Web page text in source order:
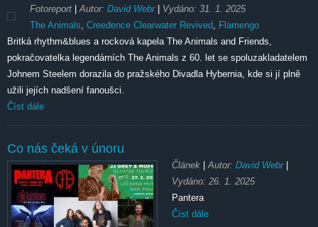
Fotoreport |Autor: David Webr Vydáno: 31. 1. 2025
The Animals, Creedence Clearwater Revived, Flamengo
Britká rhythm&blues a rocková kapela The Animals and Friends,
pokračovatelka legendárních The Animals z 60. let se spoluzakladatelem
Johnem Steelem dorazila do pražského Divadla Hybernia, kde si jí plně
užili jejích nadšení fanoušci.
Číst dále
Co nás čeká v únoru
Článek |Autor: David Webr
Vydáno: 26. 1. 2025
Pantera
Číst dále